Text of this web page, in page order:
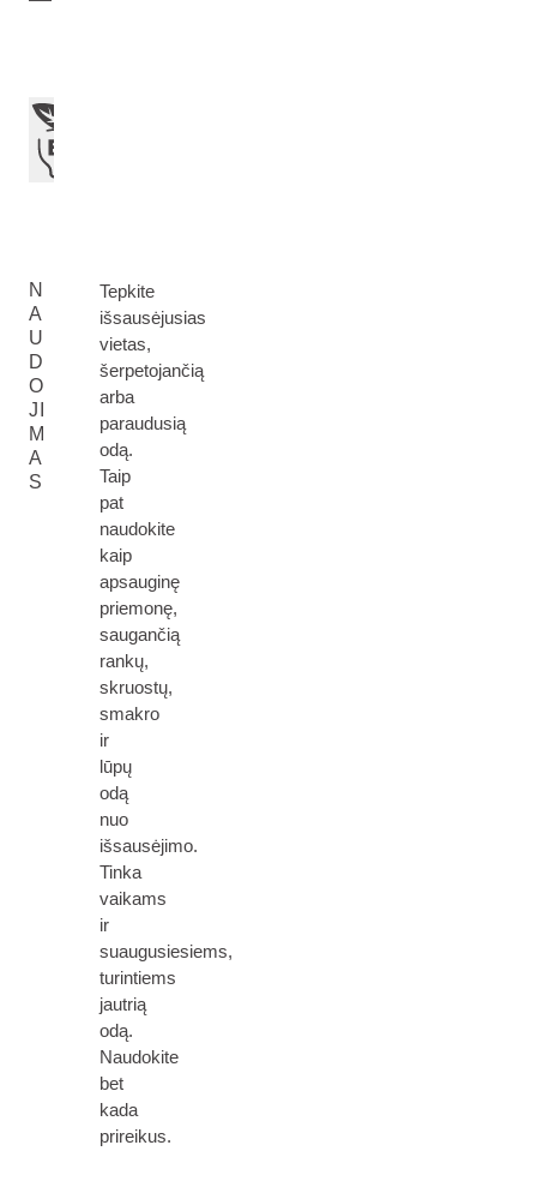
N
A
U
D
O
JI
M
A
S
Tepkite
išsausėjusias
vietas,
šerpetojančią
arba
paraudusią
odą.
Taip
pat
naudokite
kaip
apsauginę
priemonę,
saugančią
rankų,
skruostų,
smakro
ir
lūpų
odą
nuo
išsausėjimo.
Tinka
vaikams
ir
suaugusiesiems,
turintiems
jautrią
odą.
Naudokite
bet
kada
prireikus.